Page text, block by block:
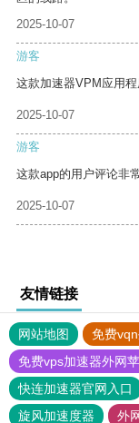
2025-10-07
游客
这款加速器VPM应用
2025-10-07
游客
这款app的用户评论非
2025-10-07
友情链接
网站地图 免费
免费vps加速器外网
快连加速器官网入口
旋风加速度器
外